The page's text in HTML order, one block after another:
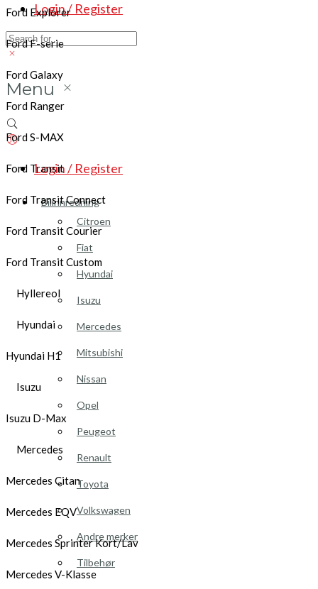
Login / Register
Menu
Login / Register
Bilinnredning
Citroen
Fiat
Hyundai
Isuzu
Mercedes
Mitsubishi
Nissan
Opel
Peugeot
Renault
Toyota
Volkswagen
Andre merker
Tilbehør
Ford Explorer
Ford F-serie
Ford Galaxy
Ford Ranger
Ford S-MAX
Ford Transit
Ford Transit Connect
Ford Transit Courier
Ford Transit Custom
Hyllereol
Hyundai
Hyundai H1
Isuzu
Isuzu D-Max
Mercedes
Mercedes Citan
Mercedes EQV
Mercedes Sprinter Kort/Lav
Mercedes V-Klasse